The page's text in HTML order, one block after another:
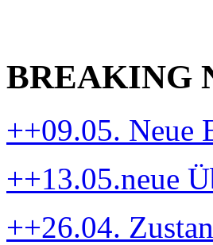
BREAKING
++09.05. Neue
++13.05.neue
++26.04.